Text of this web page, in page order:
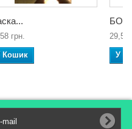
грн.
Кошик
29,58
У